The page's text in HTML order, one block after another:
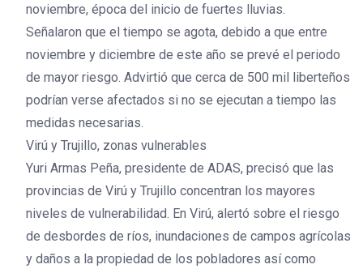
noviembre, época del inicio de fuertes lluvias.
Señalaron que el tiempo se agota, debido a que entre
noviembre y diciembre de este año se prevé el periodo
de mayor riesgo. Advirtió que cerca de 500 mil liberteños
podrían verse afectados si no se ejecutan a tiempo las
medidas necesarias.
Virú y Trujillo, zonas vulnerables
Yuri Armas Peña, presidente de ADAS, precisó que las
provincias de Virú y Trujillo concentran los mayores
niveles de vulnerabilidad. En Virú, alertó sobre el riesgo
de desbordes de ríos, inundaciones de campos agrícolas
y daños a la propiedad de los pobladores así como